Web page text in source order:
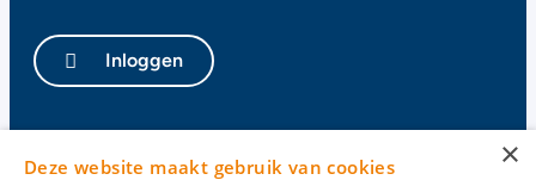
Inloggen
Privacy
×
Deze website maakt gebruik van cookies